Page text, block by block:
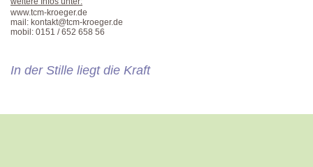
www.tcm-kroeger.de
mail: kontakt@tcm-kroeger.de
mobil: 0151 / 652 658 56
In der Stille liegt die Kraft